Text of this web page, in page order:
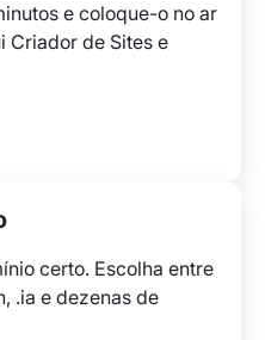
e coloque-o no ar
Criador de Sites e
certo. Escolha entre
.ia e dezenas de